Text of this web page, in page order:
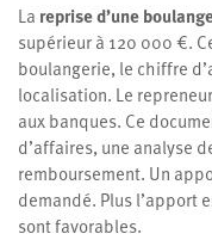
La reprise d’une
supérieur à 120 000 €.
boulangerie, le chiffre
localisation. Le
aux banques. Ce
d’affaires, une analyse
remboursement. Un
demandé. Plus l’apport
sont favorables.